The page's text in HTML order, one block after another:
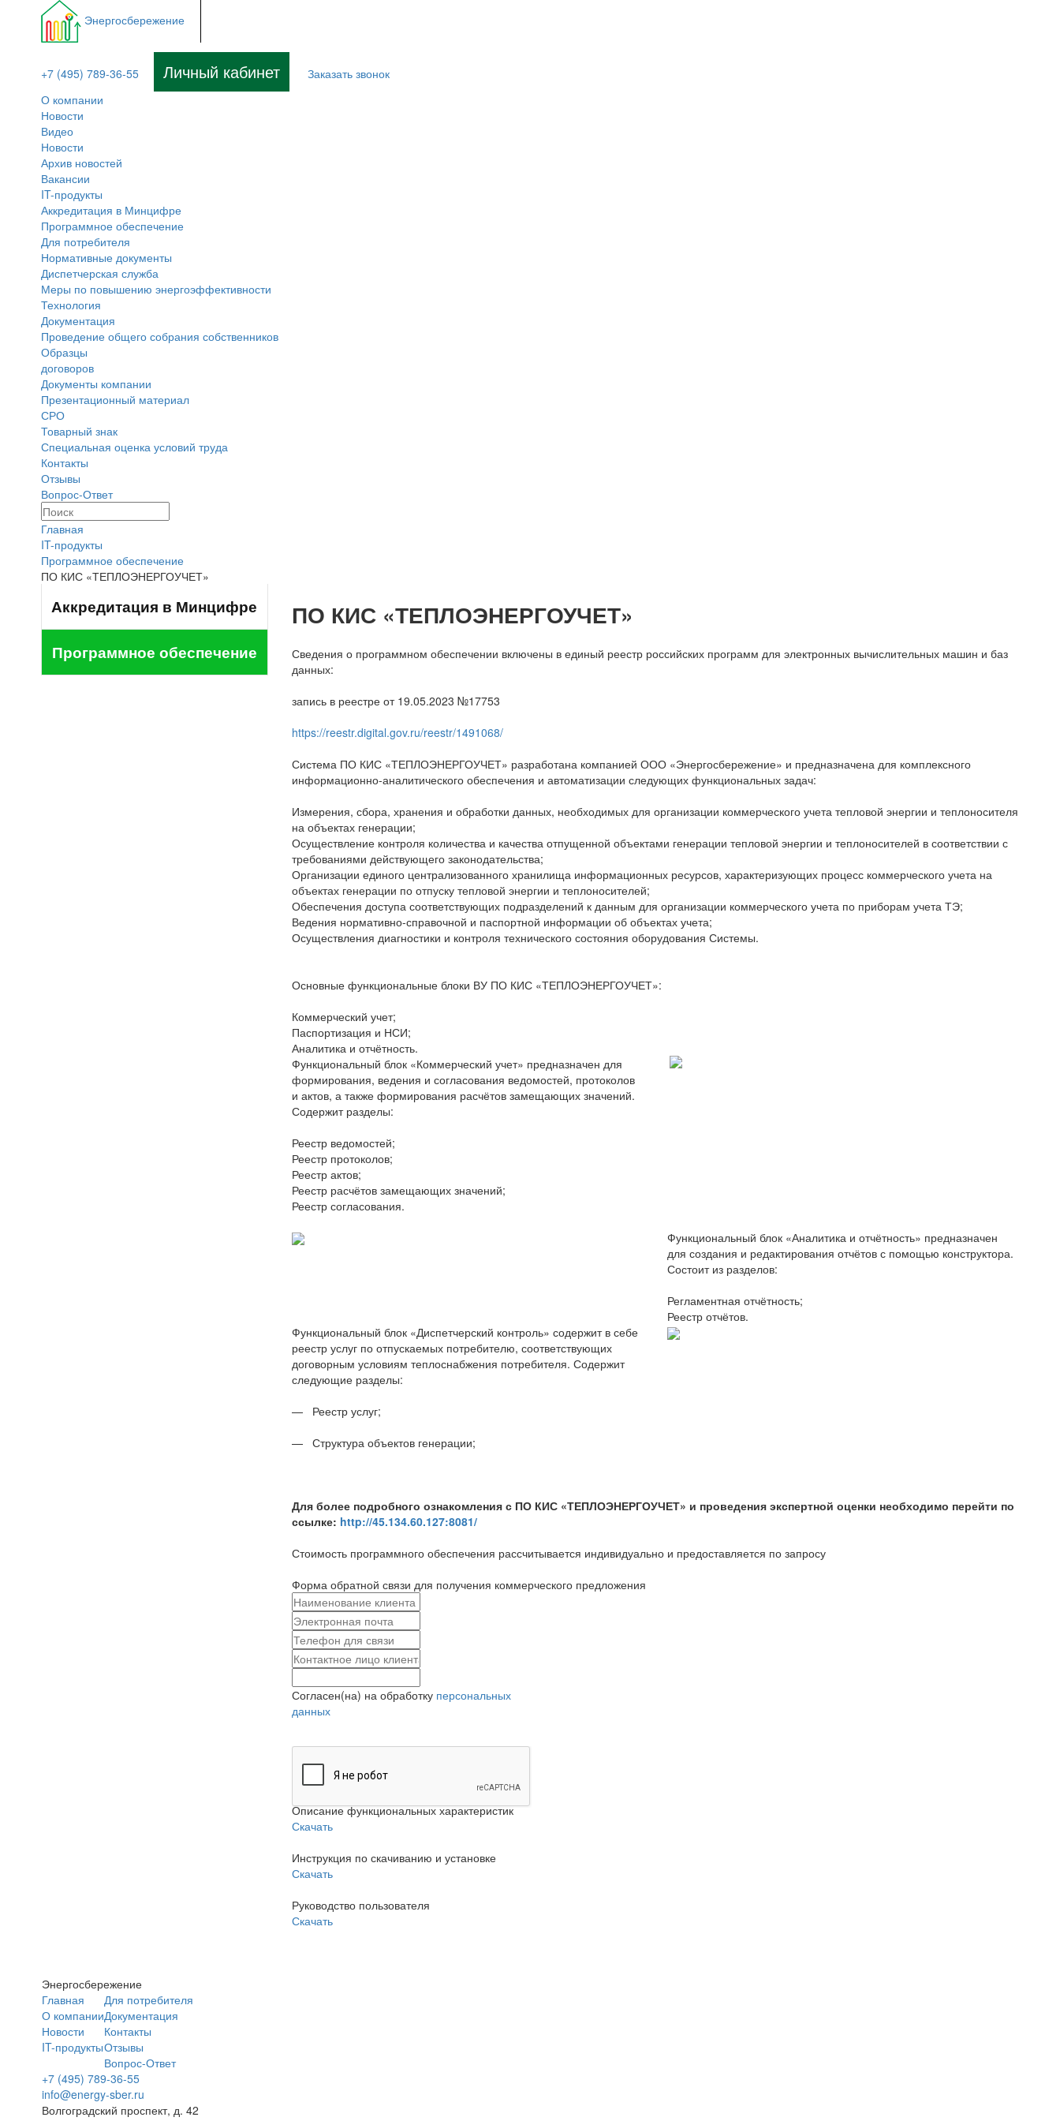
Энергосбережение
+7 (495) 789-36-55 Личный кабинет
Заказать звонок
О компании
Новости
Видео
Новости
Архив новостей
Вакансии
IT-продукты
Аккредитация в Минцифре
Программное обеспечение
Для потребителя
Нормативные документы
Диспетчерская служба
Меры по повышению энергоэффективности
Технология
Документация
Проведение общего собрания собственников
Образцы
договоров
Документы компании
Презентационный материал
СРО
Товарный знак
Специальная оценка условий труда
Контакты
Отзывы
Вопрос-Ответ
Главная
IT-продукты
Программное обеспечение
ПО КИС «ТЕПЛОЭНЕРГОУЧЕТ»
Аккредитация в Минцифре
Программное обеспечение
ПО КИС «ТЕПЛОЭНЕРГОУЧЕТ»
Сведения о программном обеспечении включены в единый реестр российских программ для электронных вычислительных машин и баз
данных:
запись в реестре от 19.05.2023 №17753
https://reestr.digital.gov.ru/reestr/1491068/
Система ПО КИС «ТЕПЛОЭНЕРГОУЧЕТ» разработана компанией ООО «Энергосбережение» и предназначена для комплексного
информационно-аналитического обеспечения и автоматизации следующих функциональных задач:
Измерения, сбора, хранения и обработки данных, необходимых для организации коммерческого учета тепловой энергии и теплоносителя
на объектах генерации;
Осуществление контроля количества и качества отпущенной объектами генерации тепловой энергии и теплоносителей в соответствии с
требованиями действующего законодательства;
Организации единого централизованного хранилища информационных ресурсов, характеризующих процесс коммерческого учета на
объектах генерации по отпуску тепловой энергии и теплоносителей;
Обеспечения доступа соответствующих подразделений к данным для организации коммерческого учета по приборам учета ТЭ;
Ведения нормативно-справочной и паспортной информации об объектах учета;
Осуществления диагностики и контроля технического состояния оборудования Системы.
Основные функциональные блоки ВУ ПО КИС «ТЕПЛОЭНЕРГОУЧЕТ»:
Коммерческий учет;
Паспортизация и НСИ;
Аналитика и отчётность.
Функциональный блок «Коммерческий учет» предназначен для
формирования, ведения и согласования ведомостей, протоколов
и актов, а также формирования расчётов замещающих значений.
Содержит разделы:
Реестр ведомостей;
Реестр протоколов;
Реестр актов;
Реестр расчётов замещающих значений;
Реестр согласования.
Функциональный блок «Аналитика и отчётность» предназначен
для создания и редактирования отчётов с помощью конструктора.
Состоит из разделов:
Регламентная отчётность;
Реестр отчётов.
Функциональный блок «Диспетчерский контроль» содержит в себе
реестр услуг по отпускаемых потребителю, соответствующих
договорным условиям теплоснабжения потребителя. Содержит
следующие разделы:
— Реестр услуг;
— Структура объектов генерации;
Для более подробного ознакомления с ПО КИС «ТЕПЛОЭНЕРГОУЧЕТ» и проведения экспертной оценки необходимо перейти по
ссылке: http://45.134.60.127:8081/
Стоимость программного обеспечения рассчитывается индивидуально и предоставляется по запросу
Форма обратной связи для получения коммерческого предложения
Согласен(на) на обработку персональных
данных
Отправить
Описание функциональных характеристик
Скачать
Инструкция по скачиванию и установке
Скачать
Руководство пользователя
Скачать
Энергосбережение
Главная
О компании
Новости
IT-продукты
Для потребителя
Документация
Контакты
Отзывы
Вопрос-Ответ
+7 (495) 789-36-55
info@energy-sber.ru
Волгоградский проспект, д. 42